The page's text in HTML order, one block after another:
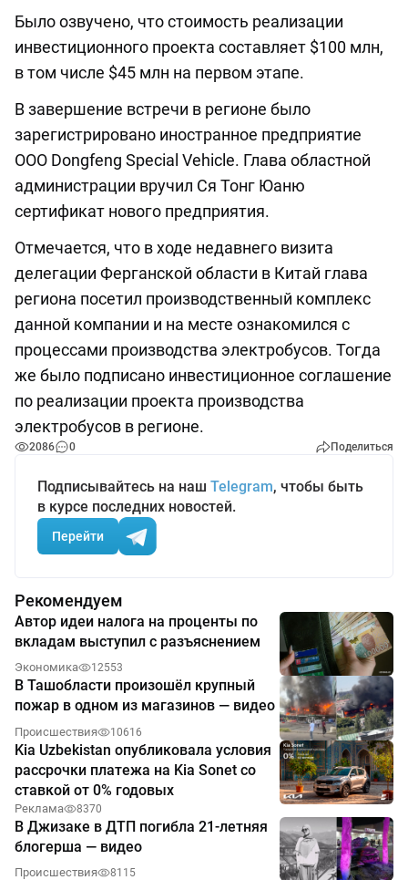
Было озвучено, что стоимость реализации
инвестиционного проекта составляет $100 млн,
в том числе $45 млн на первом этапе.
В завершение встречи в регионе было
зарегистрировано иностранное предприятие
ООО Dongfeng Special Vehicle. Глава областной
администрации вручил Ся Тонг Юаню
сертификат нового предприятия.
Отмечается, что в ходе недавнего визита
делегации Ферганской области в Китай глава
региона посетил производственный комплекс
данной компании и на месте ознакомился с
процессами производства электробусов. Тогда
же было подписано инвестиционное соглашение
по реализации проекта производства
электробусов в регионе.
2086 0 Поделиться
Подписывайтесь на наш Telegram, чтобы быть
в курсе последних новостей.
Перейти
Рекомендуем
Автор идеи налога на проценты по
вкладам выступил с разъяснением
Экономика 12553
В Ташобласти произошёл крупный
пожар в одном из магазинов — видео
Происшествия 10616
Kia Uzbekistan опубликовала условия
рассрочки платежа на Kia Sonet со
ставкой от 0% годовых
Реклама 8370
В Джизаке в ДТП погибла 21-летняя
блогерша — видео
Происшествия 8115